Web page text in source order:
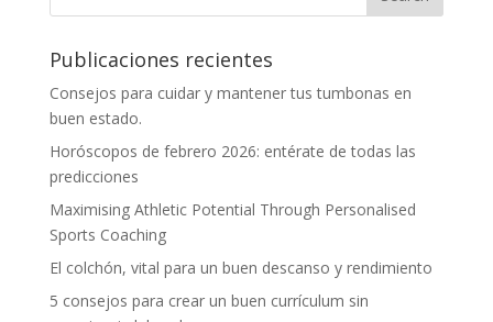
Publicaciones recientes
Consejos para cuidar y mantener tus tumbonas en
buen estado.
Horóscopos de febrero 2026: entérate de todas las
predicciones
Maximising Athletic Potential Through Personalised
Sports Coaching
El colchón, vital para un buen descanso y rendimiento
5 consejos para crear un buen currículum sin